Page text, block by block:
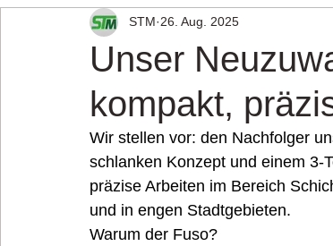
Unser
kompakt,
STM 26. Aug. 2025
Wir stellen vor: den Nachfolger
schlanken Konzept und einem 3-
präzise Arbeiten im Bereich
und in engen Stadtgebieten.
Warum der Fuso?